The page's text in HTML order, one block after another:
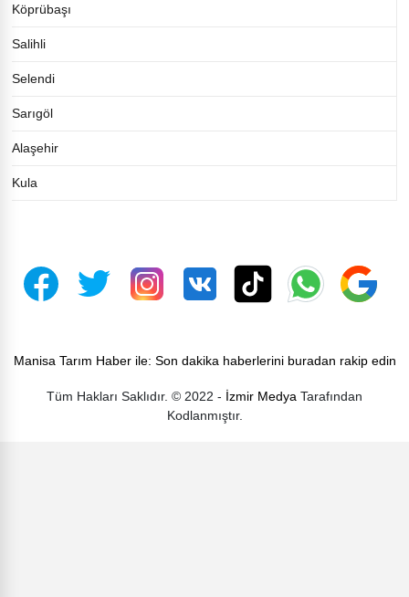
Köprübaşı
Salihli
Selendi
Sarıgöl
Alaşehir
Kula
Manisa Tarım Haber ile: Son dakika haberlerini buradan rakip edin
Tüm Hakları Saklıdır. © 2022 - İzmir Medya Tarafından
Kodlanmıştır.